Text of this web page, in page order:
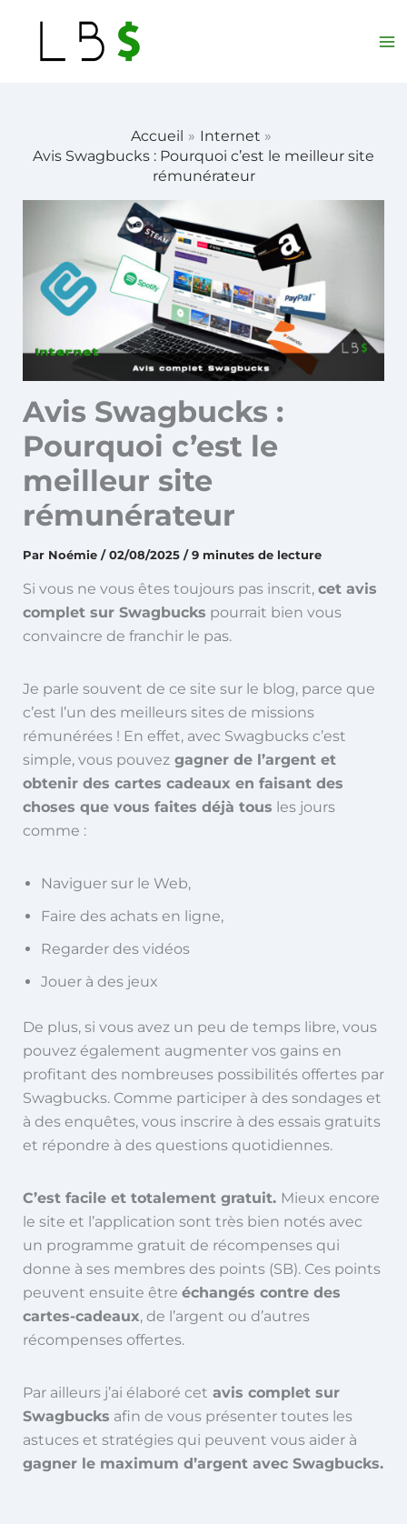
contenu
Accueil
Internet
Avis Swagbucks : Pourquoi c’est le meilleur site
rémunérateur
Avis Swagbucks :
Pourquoi c’est le
meilleur site
rémunérateur
Par Noémie /02/08/2025 /9 minutes de lecture
Si vous ne vous êtes toujours pas inscrit, cet avis
complet sur Swagbucks pourrait bien vous
convaincre de franchir le pas.
Je parle souvent de ce site sur le blog, parce que
c’est l’un des meilleurs sites de missions
rémunérées ! En effet, avec Swagbucks c’est
simple, vous pouvezgagner de l’argent et
obtenir des cartes cadeaux en faisant des
choses que vous faites déjà tous les jours
comme :
Naviguer sur le Web,
Faire des achats en ligne,
Regarder des vidéos
Jouer à des jeux
De plus, si vous avez un peu de temps libre, vous
pouvez également augmenter vos gains en
profitant des nombreuses possibilités offertes par
Swagbucks. Comme participer à des sondages et
à des enquêtes, vous inscrire à des essais gratuits
et répondre à des questions quotidiennes.
C’est facile et totalement gratuit. Mieux encore
le site et l’application sont très bien notés avec
un programme gratuit de récompenses qui
donne à ses membres des points (SB). Ces points
peuvent ensuite être échangés contre des
cartes-cadeaux, de l’argent ou d’autres
récompenses offertes.
Par ailleurs j’ai élaboré cet avis complet sur
Swagbucks afin de vous présenter toutes les
astuces et stratégies qui peuvent vous aider à
gagner le maximum d’argent avec Swagbucks.